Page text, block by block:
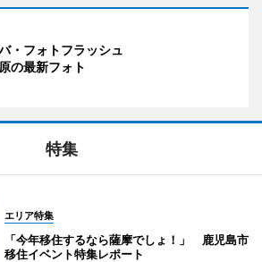
・フォトフラッシュ
の最新フォト
特集
エリア特集
「今年移住するなら薩摩でしょ！」 鹿児島市
移住イベント特集レポート